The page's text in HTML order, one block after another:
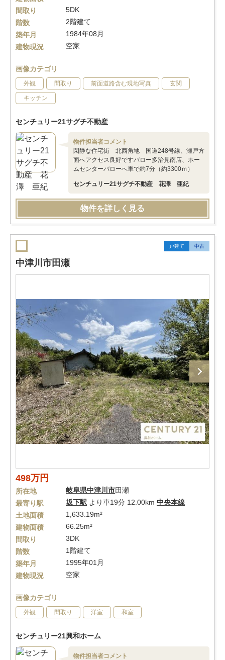
間取り
5DK
階数
2階建て
築年月
1984年08月
建物現況
空家
画像カテゴリ
外観 間取り 前面道路含む現地写真 玄関
キッチン
センチュリー21サグチ不動産
物件担当者コメント
閑静な住宅街 北西角地 国道248号線、瀬戸方
面へアクセス良好ですバロー多治見南店、ホー
ムセンターバローへ車で約7分（約3300ｍ）
センチュリー21サグチ不動産 花澤 亜紀
物件を詳しく見る
戸建て 中古
中津川市田瀬
498万円
所在地 岐阜県中津川市田瀬
最寄り駅
坂下駅 より車19分 12.00km 中央本線
土地面積
1,633.19m²
建物面積
66.25m²
間取り
3DK
階数
1階建て
築年月
1995年01月
建物現況
空家
画像カテゴリ
外観 間取り 洋室 和室
センチュリー21興和ホーム
物件担当者コメント